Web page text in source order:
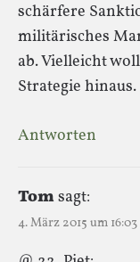
schärfere
militärisches
ab. Vielleicht
Strategie hinaus.
Antworten
Tomsagt:
4. März 2015 um